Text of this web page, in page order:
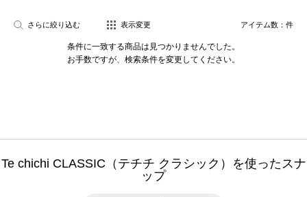
さらに絞り込む 表示変更 アイテム数： 件
条件に一致する商品は見つかりませんでした。
お手数ですが、検索条件を変更してください。
Te chichi CLASSIC（テチチ クラシック）を使ったスナ
ップ